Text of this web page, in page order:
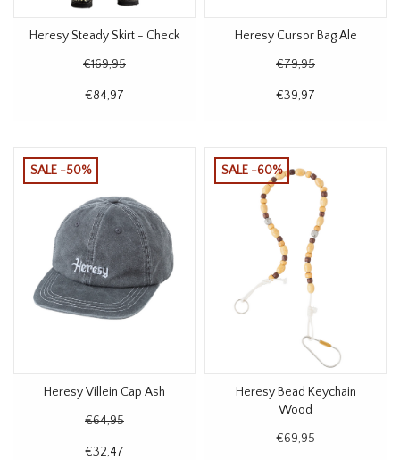
Heresy Steady Skirt - Check
€169,95
€84,97
Heresy Cursor Bag Ale
€79,95
€39,97
SALE -50%
Heresy Villein Cap Ash
€64,95
€32,47
SALE -60%
Heresy Bead Keychain
Wood
€69,95